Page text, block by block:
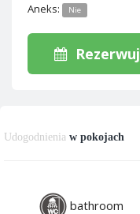
Aneks: Nie
Rezerwuj
Udogodnienia w pokojach
bathroom